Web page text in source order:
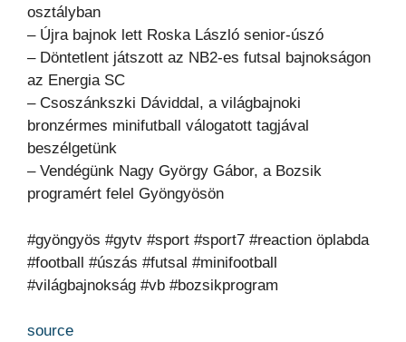
osztályban
– Újra bajnok lett Roska László senior-úszó
– Döntetlent játszott az NB2-es futsal bajnokságon
az Energia SC
– Csoszánkszki Dáviddal, a világbajnoki
bronzérmes minifutball válogatott tagjával
beszélgetünk
– Vendégünk Nagy György Gábor, a Bozsik
programért felel Gyöngyösön
#gyöngyös #gytv #sport #sport7 #reaction öplabda
#football #úszás #futsal #minifootball
#világbajnokság #vb #bozsikprogram
source